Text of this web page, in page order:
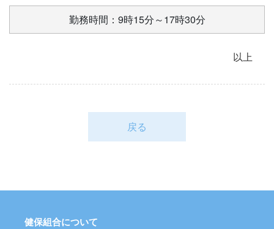
勤務時間：9時15分～17時30分
以上
戻る
健保組合について